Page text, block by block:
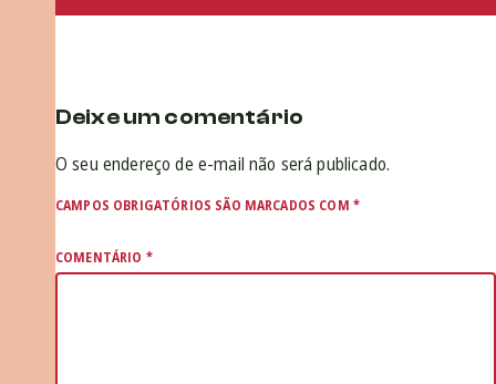
Deixe um comentário
O seu endereço de e-mail não será publicado.
CAMPOS OBRIGATÓRIOS SÃO MARCADOS COM *
COMENTÁRIO *